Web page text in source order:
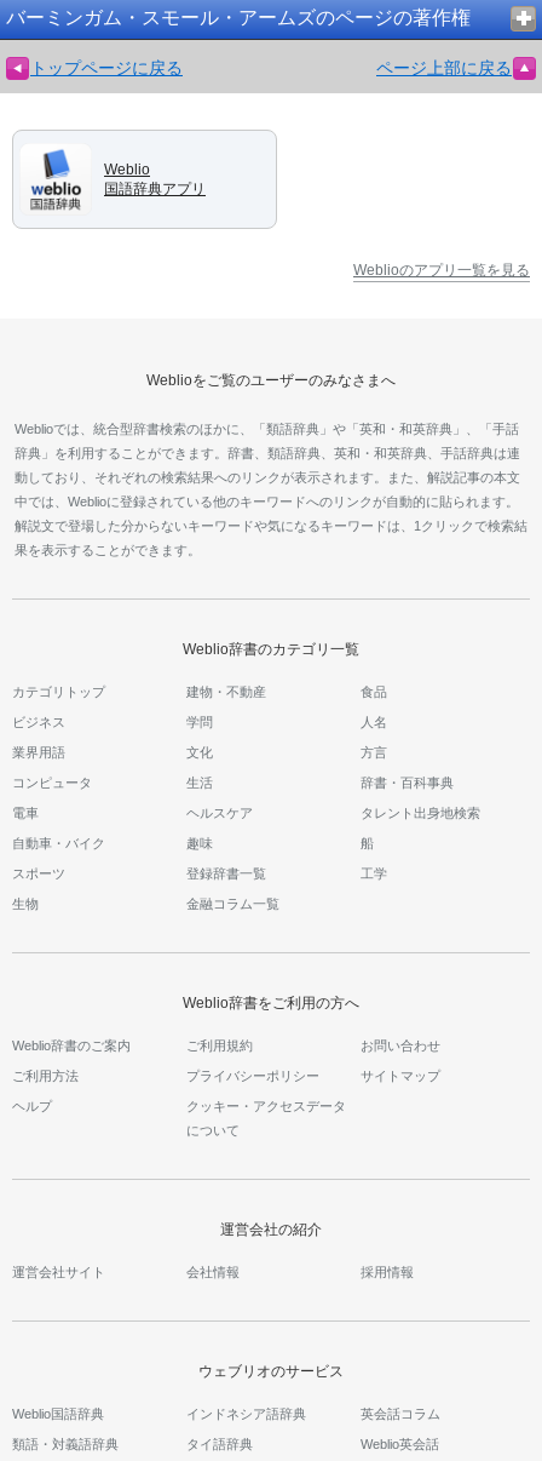
バーミンガム・スモール・アームズのページの著作権
トップページに戻る ページ上部に戻る
Weblio
国語辞典アプリ
Weblioのアプリ一覧を見る
Weblioをご覧のユーザーのみなさまへ
Weblioでは、統合型辞書検索のほかに、「類語辞典」や「英和・和英辞典」、「手話
辞典」を利用することができます。辞書、類語辞典、英和・和英辞典、手話辞典は連
動しており、それぞれの検索結果へのリンクが表示されます。また、解説記事の本文
中では、Weblioに登録されている他のキーワードへのリンクが自動的に貼られます。
解説文で登場した分からないキーワードや気になるキーワードは、1クリックで検索結
果を表示することができます。
Weblio辞書のカテゴリ一覧
カテゴリトップ 建物・不動産 食品
ビジネス 学問 人名
業界用語 文化 方言
コンピュータ 生活 辞書・百科事典
電車 ヘルスケア タレント出身地検索
自動車・バイク 趣味 船
スポーツ 登録辞書一覧 工学
生物 金融コラム一覧
Weblio辞書をご利用の方へ
Weblio辞書のご案内 ご利用規約 お問い合わせ
ご利用方法 プライバシーポリシー サイトマップ
ヘルプ
クッキー・アクセスデータ
について
運営会社の紹介
運営会社サイト 会社情報 採用情報
ウェブリオのサービス
Weblio国語辞典
類語・対義語辞典
インドネシア語辞典
タイ語辞典
英会話コラム
Weblio英会話